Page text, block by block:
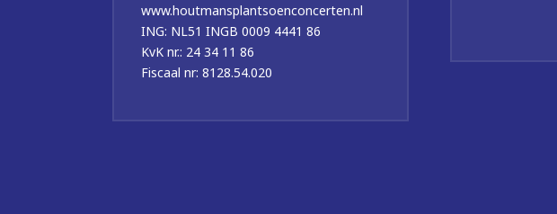
www.houtmansplantsoenconcerten.nl
ING: NL51 INGB 0009 4441 86
KvK nr.: 24 34 11 86
Fiscaal nr: 8128.54.020